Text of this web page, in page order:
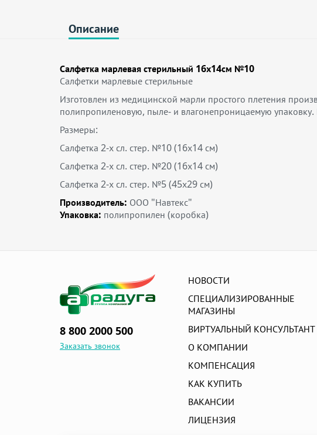
Описание
Салфетка марлевая стерильный 16х14см №10
Салфетки марлевые стерильные
Изготовлен из медицинской марли простого плетения
полипропиленовую, пыле- и влагонепроницаемую
Размеры:
Салфетка 2-х сл. стер. №10 (16х14 см)
Салфетка 2-х сл. стер. №20 (16х14 см)
Салфетка 2-х сл. стер. №5 (45х29 см)
Производитель: ООО "Навтекс"
Упаковка: полипропилен (коробка)
8 800 2000 500
Заказать звонок
НОВОСТИ
СПЕЦИАЛИЗИРОВАННЫЕ
МАГАЗИНЫ
ВИРТУАЛЬНЫЙ КОНСУЛЬТАНТ
О КОМПАНИИ
КОМПЕНСАЦИЯ
КАК КУПИТЬ
ВАКАНСИИ
ЛИЦЕНЗИЯ